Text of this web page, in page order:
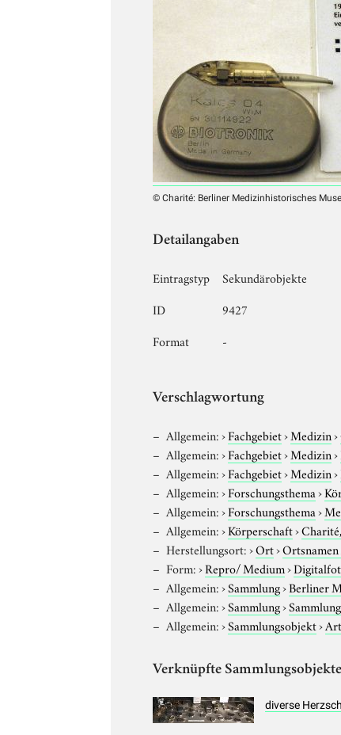
© Charité: Berliner Medizinhistorisches
Detailangaben
Eintragstyp
Sekundärobjekte
ID
9427
Format
-
Verschlagwortung
Allgemein:›Fachgebiet›Medizin›
Allgemein:›Fachgebiet›Medizin›
Allgemein:›Fachgebiet›Medizin›
Allgemein:›Forschungsthema›
Allgemein:›Forschungsthema›
Allgemein:›Körperschaft›
Herstellungsort:›Ort›
Form:›Repro/ Medium›
Allgemein:›Sammlung›Berliner
Allgemein:›Sammlung›
Allgemein:›Sammlungsobjekt›
Verknüpfte Sammlungsobjekte
diverse